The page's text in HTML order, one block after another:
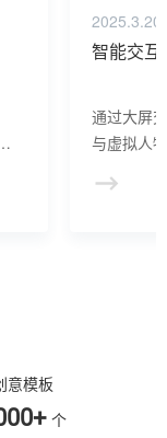
2025.3.20
智能交互
通过大屏
与虚拟人
景，可广
意模板
个